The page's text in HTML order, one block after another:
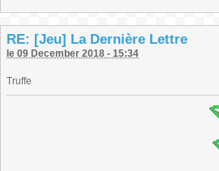
RE: [Jeu] La Dernière Lettre
le 09 December 2018 - 15:34
Truffe